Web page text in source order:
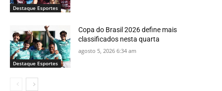
Destaque Esportes
Destaque Esportes
Copa do Brasil 2026 define mais
classificados nesta quarta
agosto 5, 2026 6:34 am